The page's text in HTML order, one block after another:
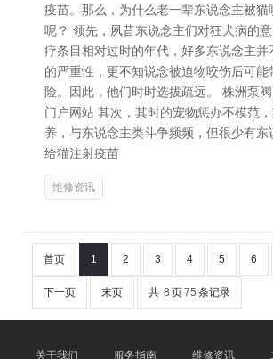
疫苗。那么，为什么老一辈东说念主被猫
呢？ 领先，夙昔东说念主们对狂犬病的
疗条目相对过时的年代，好多东说念主并
的严重性，更不知说念被迫物咬伤后可能
险。因此，他们时时选拔疏远。 株洲泵
门户网站 其次，其时的宠物惩办不模范
养，与东说念主类斗争频频，但很少有东
给猫注射疫苗
维修资讯
首页 1 2 3 4 5 6
下一页 末页 共 8 页75 条记录
关于我们 服务指南 维修资讯